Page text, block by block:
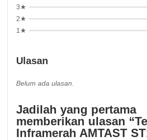
3★
2★
1★
Ulasan
Belum ada ulasan.
Jadilah yang pertama
memberikan ulasan
Inframerah AMTAST